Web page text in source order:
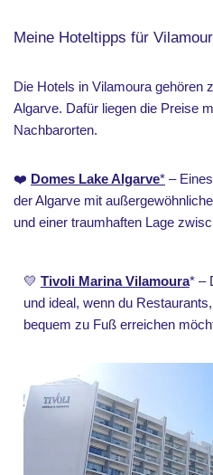
Meine Hoteltipps für
Die Hotels in Vilamoura gehören
Algarve. Dafür liegen die Preise
Nachbarorten.
❤️ Domes Lake Algarve* –
der Algarve mit
und einer traumhaften Lage
💛 Tivoli Marina Vilamoura* –
und ideal, wenn du
bequem zu Fuß erreichen